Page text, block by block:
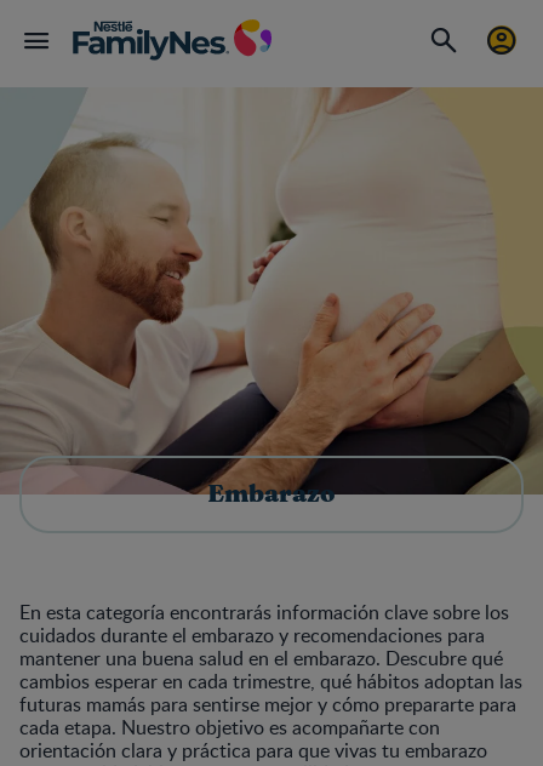
Embarazo
En esta categoría encontrarás información clave sobre los
cuidados durante el embarazo y recomendaciones para
mantener una buena salud en el embarazo. Descubre qué
cambios esperar en cada trimestre, qué hábitos adoptan las
futuras mamás para sentirse mejor y cómo prepararte para
cada etapa. Nuestro objetivo es acompañarte con
orientación clara y práctica para que vivas tu embarazo